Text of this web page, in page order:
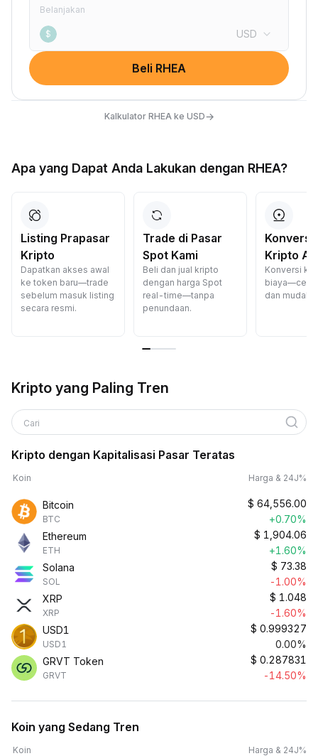
Belanjakan
$ USD
Beli RHEA
Kalkulator RHEA ke USD→
Apa yang Dapat Anda Lakukan dengan RHEA?
Listing Prapasar
Kripto
Dapatkan akses awal
ke token baru—trade
sebelum masuk listing
secara resmi.
Trade di Pasar
Spot Kami
Beli dan jual kripto
dengan harga Spot
real-time—tanpa
penundaan.
Kripto
Konversi
dan mudah.
Kripto yang Paling Tren
Cari
Kripto dengan Kapitalisasi Pasar Teratas
Koin Harga & 24J%
Bitcoin
BTC
$ 64,556.00
+0.70%
Ethereum
ETH
$ 1,904.06
+1.60%
Solana
SOL
$ 73.38
-1.00%
XRP
XRP
$ 1.048
-1.60%
USD1
USD1
$ 0.999327
0.00%
GRVT Token
GRVT
$ 0.287831
-14.50%
Koin yang Sedang Tren
Koin Harga & 24J%